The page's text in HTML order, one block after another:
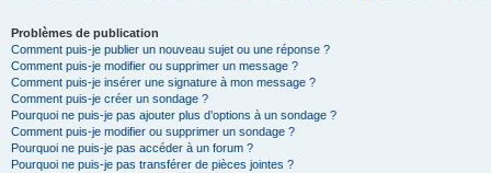
Problèmes de publication
Comment puis-je publier un nouveau sujet ou une réponse ?
Comment puis-je modifier ou supprimer un message ?
Comment puis-je insérer une signature à mon message ?
Comment puis-je créer un sondage ?
Pourquoi ne puis-je pas ajouter plus d’options à un sondage ?
Comment puis-je modifier ou supprimer un sondage ?
Pourquoi ne puis-je pas accéder à un forum ?
Pourquoi ne puis-je pas transférer de pièces jointes ?